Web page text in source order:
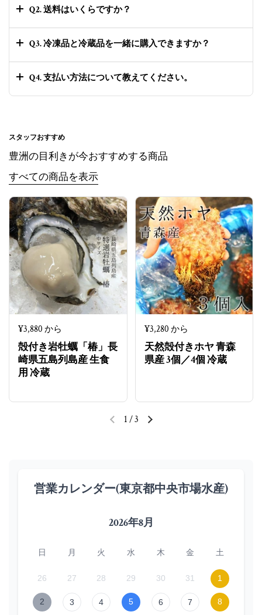
Q2. 送料はいくらですか？
Q3. 冷凍品と冷蔵品を一緒に購入できますか？
Q4. 支払い方法について教えてください。
スタッフおすすめ
豊洲の目利きが今おすすめする商品
すべての商品を表示
定価
¥3,880 から
殻付き岩牡蠣「椿」長
崎県五島列島産 生食
用 冷蔵
定価
¥3,280 から
天然殻付きホヤ 青森
県産 3個／4個 冷蔵
前のスライド次のスライド
1 /3
営業カレンダー(東京都中央市場水産)
2026年8月
日 月 火 水 木 金 土
26 27 28 29 30 31 1
2 3 4 5 6 7 8